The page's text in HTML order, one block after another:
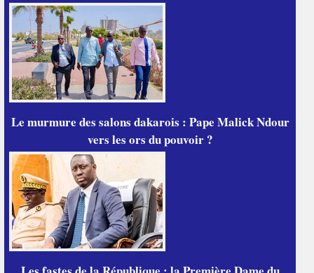
Le murmure des salons dakarois : Pape Malick Ndour
vers les ors du pouvoir ?